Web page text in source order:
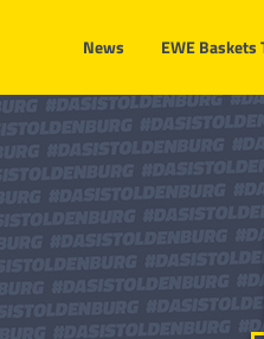
News EWE Baskets